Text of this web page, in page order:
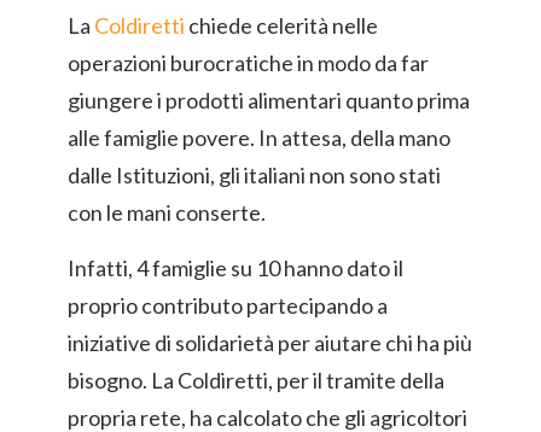
La Coldiretti chiede celerità nelle
operazioni burocratiche in modo da far
giungere i prodotti alimentari quanto prima
alle famiglie povere. In attesa, della mano
dalle Istituzioni, gli italiani non sono stati
con le mani conserte.
Infatti, 4 famiglie su 10 hanno dato il
proprio contributo partecipando a
iniziative di solidarietà per aiutare chi ha più
bisogno. La Coldiretti, per il tramite della
propria rete, ha calcolato che gli agricoltori